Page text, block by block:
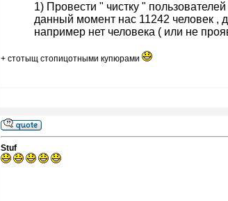
1) Провести " чистку "
данный момент нас 11242 человек ,
например нет человека ( или не
+ стотыщ стопицотными купюрами
Stuf